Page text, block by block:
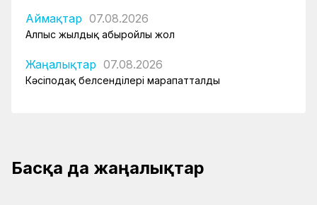
Аймақтар 07.08.2026
Алпыс жылдық абыройлы жол
Жаңалықтар 07.08.2026
Кәсіподақ белсенділері марапатталды
Басқа да жаңалықтар